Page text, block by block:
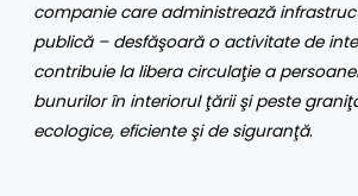
companie care administrează
publică – desfăşoară o activitate de
contribuie la libera circulaţie a
bunurilor în interiorul ţării şi peste
ecologice, eficiente şi de siguranţă.